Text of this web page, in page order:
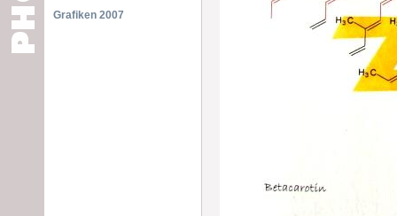
Grafiken 2007